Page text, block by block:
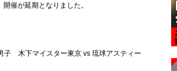
催が延期となりました。
子 木下マイスター東京 vs 琉球アスティー